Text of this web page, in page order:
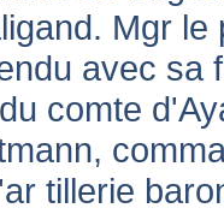
Mgr
avec sa
comte
tillerie